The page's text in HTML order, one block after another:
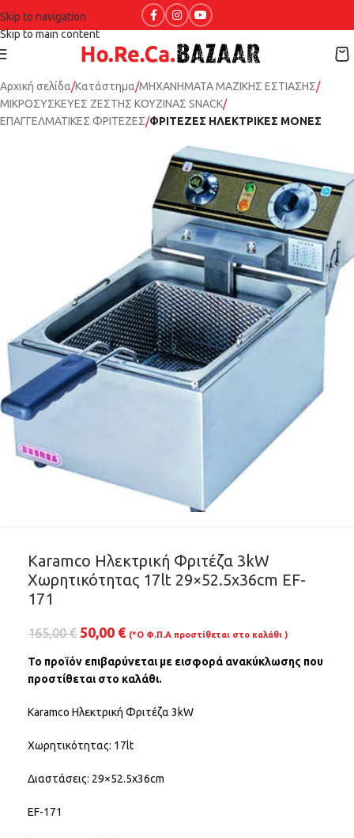
Skip to navigation
Skip to main content
Αρχική σελίδα Κατάστημα ΜΗΧΑΝΗΜΑΤΑ ΜΑΖΙΚΗΣ ΕΣΤΙΑΣΗΣ
ΜΙΚΡΟΣΥΣΚΕΥΕΣ ΖΕΣΤΗΣ ΚΟΥΖΙΝΑΣ SNACK
ΕΠΑΓΓΕΛΜΑΤΙΚΕΣ ΦΡΙΤΕΖΕΣ ΦΡΙΤΕΖΕΣ ΗΛΕΚΤΡΙΚΕΣ ΜΟΝΕΣ
Karamco Ηλεκτρική Φριτέζα 3kW
Χωρητικότητας 17lt 29×52.5x36cm EF-
171
165,00€ 50,00 € (*Ο Φ.Π.Α προστίθεται στο καλάθι )
Το προϊόν επιβαρύνεται με εισφορά ανακύκλωσης που
προστίθεται στο καλάθι.
Karamco Ηλεκτρική Φριτέζα 3kW
Χωρητικότητας: 17lt
Διαστάσεις: 29×52.5x36cm
EF-171